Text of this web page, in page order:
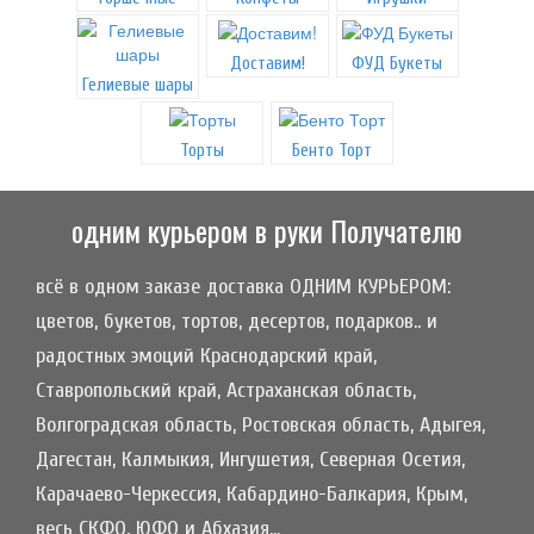
Гелиевые шары
Доставим! ФУД Букеты
Торты Бенто Торт
одним курьером в руки Получателю
всё в одном заказе доставка ОДНИМ КУРЬЕРОМ:
цветов, букетов, тортов, десертов, подарков.. и
радостных эмоций Краснодарский край,
Ставропольский край, Астраханская область,
Волгоградская область, Ростовская область, Адыгея,
Дагестан, Калмыкия, Ингушетия, Северная Осетия,
Карачаево-Черкессия, Кабардино-Балкария, Крым,
весь СКФО, ЮФО и Абхазия...